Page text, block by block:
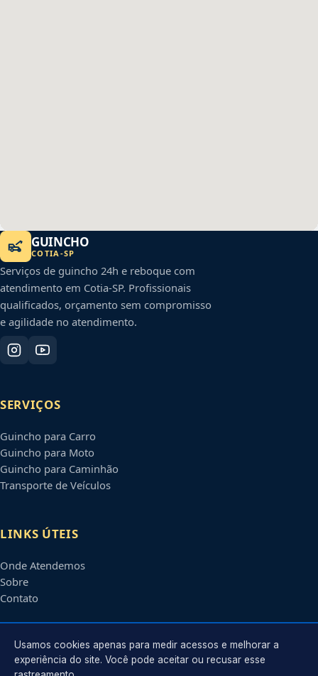
GUINCHO
COTIA -SP
Serviços de guincho 24h e reboque com
atendimento em Cotia-SP. Profissionais
qualificados, orçamento sem compromisso
e agilidade no atendimento.
SERVIÇOS
Guincho para Carro
Guincho para Moto
Guincho para Caminhão
Transporte de Veículos
LINKS ÚTEIS
Onde Atendemos
Sobre
Contato
CONTATO
Usamos cookies apenas para medir acessos e melhorar a
experiência do site. Você pode aceitar ou recusar esse